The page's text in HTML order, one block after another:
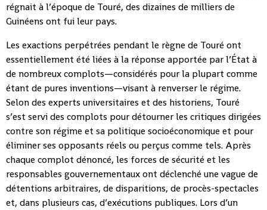
régnait à l’époque de Touré, des dizaines de milliers de
Guinéens ont fui leur pays.
Les exactions perpétrées pendant le règne de Touré ont
essentiellement été liées à la réponse apportée par l’État à
de nombreux complots—considérés pour la plupart comme
étant de pures inventions—visant à renverser le régime.
Selon des experts universitaires et des historiens, Touré
s’est servi des complots pour détourner les critiques dirigées
contre son régime et sa politique socioéconomique et pour
éliminer ses opposants réels ou perçus comme tels. Après
chaque complot dénoncé, les forces de sécurité et les
responsables gouvernementaux ont déclenché une vague de
détentions arbitraires, de disparitions, de procès-spectacles
et, dans plusieurs cas, d’exécutions publiques. Lors d’un